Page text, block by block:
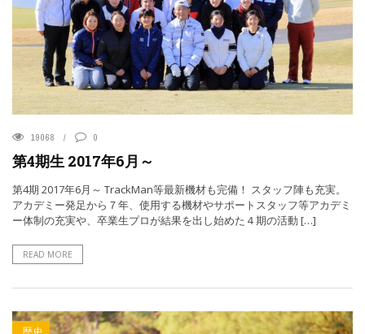
19068 0
第4期生 2017年6月～
第4期 2017年6月～ TrackMan等最新機材も完備！ スタッフ陣も充実。
アカデミー発足から７年、使用する機材やサポートスタッフ等アカデミ
ー体制の充実や、卒業生プロが結果を出し始めた４期の活動 […]
READ MORE